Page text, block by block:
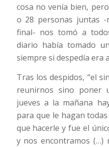
cosa no venía bien,
o 28 personas juntas
final- nos tomó a
diario había tomado
siempre si despedía era
Tras los despidos, “el
reunirnos sino poner
jueves a la mañana
para que le hagan
que hacerle y fue el
y nos encontramos (…)